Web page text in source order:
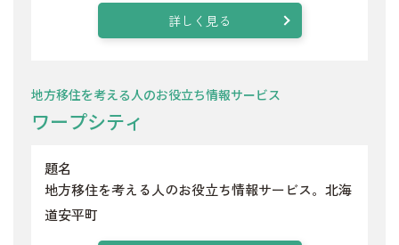
詳しく見る
地方移住を考える人のお役立ち情報サービス
ワープシティ
題名
地方移住を考える人のお役立ち情報サービス。北海
道安平町